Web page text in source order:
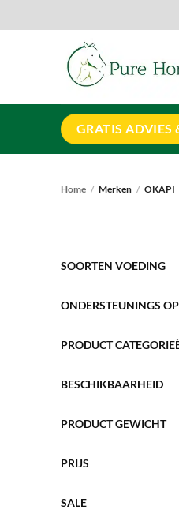
naar
GRATIS ADVIES
Home / Merken / OKAPI
SOORTEN VOEDING
ONDERSTEUNINGS
PRODUCT
BESCHIKBAARHEID
PRODUCT GEWICHT
PRIJS
SALE